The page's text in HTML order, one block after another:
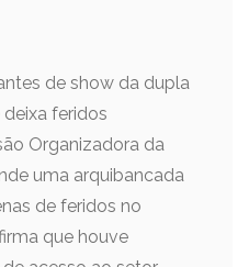
de show da dupla
deixa feridos
Organizadora da
uma arquibancada
de feridos no
que houve